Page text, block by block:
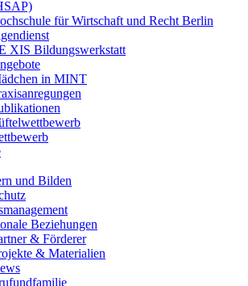
für Wirtschaft und Recht Berlin
XIS Bildungswerkstatt
in MINT
und Bilden
Beziehungen
& Förderer
& Materialien